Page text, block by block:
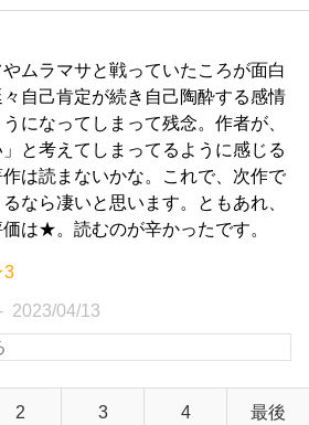
ムラマサと戦っていたころが面白
自己肯定が続き自己陶酔する感情
になってしまって残念。作者が、
」と考えてしまってるように感じる
は読まないかな。これで、次作で
なら凄いと思います。ともあれ、
は★。読むのが辛かったです。
2023/04/13
2 3 4 最後